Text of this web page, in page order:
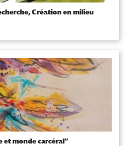
Création en milieu
et monde carcéral”